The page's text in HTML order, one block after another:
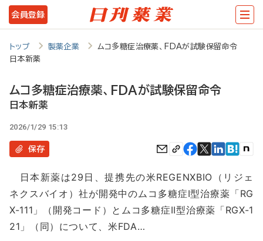
メ
イ
ツ
に
動
会員登録
トップ 製薬企業
ムコ多糖症治療薬、FDAが試験保留命令
日本新薬
ムコ多糖症治療薬、FDAが試験保留命令
日本新薬
2026/1/29 15:13
保存
日本新薬は29日、提携先の米REGENXBIO（リジェ
ネクスバイオ）社が開発中のムコ多糖症I型治療薬「RG
X-111」（開発コード）とムコ多糖症II型治療薬「RGX-1
21」（同）について、米FDA…